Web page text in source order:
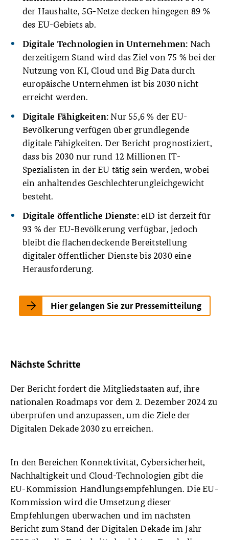
der Haushalte, 5G-Netze decken hingegen 89 %
des EU-Gebiets ab.
Digitale Technologien in Unternehmen: Nach
derzeitigem Stand wird das Ziel von 75 % bei der
Nutzung von KI, Cloud und Big Data durch
europäische Unternehmen ist bis 2030 nicht
erreicht werden.
Digitale Fähigkeiten: Nur 55,6 % der EU-
Bevölkerung verfügen über grundlegende
digitale Fähigkeiten. Der Bericht prognostiziert,
dass bis 2030 nur rund 12 Millionen IT-
Spezialisten in der EU tätig sein werden, wobei
ein anhaltendes Geschlechterungleichgewicht
besteht.
Digitale öffentliche Dienste:eID ist derzeit für
93 % der EU-Bevölkerung verfügbar, jedoch
bleibt die flächendeckende Bereitstellung
digitaler öffentlicher Dienste bis 2030 eine
Herausforderung.
Hier gelangen Sie zur Pressemitteilung
Nächste Schritte
Der Bericht fordert die Mitgliedstaaten auf, ihre
nationalen Roadmaps vor dem 2. Dezember 2024 zu
überprüfen und anzupassen, um die Ziele der
Digitalen Dekade 2030 zu erreichen.
In den Bereichen Konnektivität, Cybersicherheit,
Nachhaltigkeit und Cloud-Technologien gibt die
EU-Kommission Handlungsempfehlungen. Die EU-
Kommission wird die Umsetzung dieser
Empfehlungen überwachen und im nächsten
Bericht zum Stand der Digitalen Dekade im Jahr